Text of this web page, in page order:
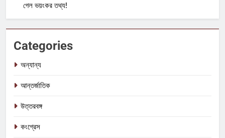
গেল ভয়ংকর তথ্য!
Categories
অন্যান্য
আন্তর্জাতিক
উত্তরবঙ্গ
কংগ্রেস